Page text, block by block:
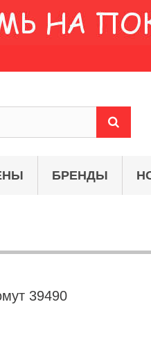
БРЕНДЫ
39490